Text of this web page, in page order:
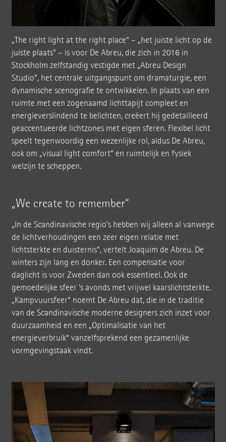
„The right light at the right place“ – „het juiste licht op de
juiste plaats“ – is voor De Abreu, die zich in 2016 in
Stockholm zelfstandig vestigde met „Abreu Design
Studio“, het centrale uitgangspunt om dramaturgie, een
dynamische scenografie te ontwikkelen. In plaats van een
ruimte met een zogenaamd lichttapijt compleet en
energieverslindend te belichten, creëert hij gedetailleerd
geaccentueerde lichtzones met eigen sferen. Flexibel licht
speelt tegenwoordig een wezenlijke rol, aldus De Abreu,
ook om „visual light comfort“ en ruimtelijk en fysiek
welzijn te scheppen.
„We create to remember“
„In de Scandinavische regio's hebben wij alleen al vanwege
de lichtverhoudingen een zeer eigen relatie met
lichtsterkte en duisternis“, vertelt Joaquim de Abreu. De
winters zijn lang en donker. Een compensatie voor
daglicht is voor Zweden dan ook essentieel. Ook de
gemoedelijke sfeer 's avonds met vrijwel kaarslichtsterkte.
„Kampvuursfeer“ noemt De Abreu dat, die in de traditie
van de Scandinavische moderne designers zich inzet voor
duurzaamheid en een „Optimalisatie van het
energieverbruik“ vanzelfsprekend een gezamenlijke
vormgevingstaak vindt.